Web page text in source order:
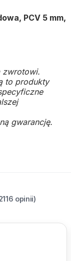
PCV 5 mm,
zwrotowi.
to produkty
gwarancję.
opinii)